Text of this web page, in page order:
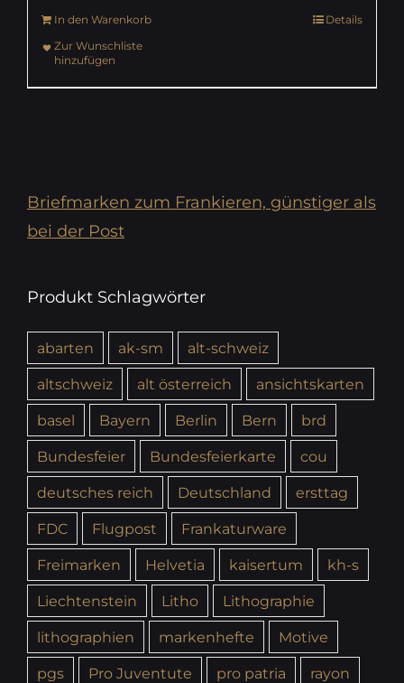
In den Warenkorb
Details
Zur Wunschliste
hinzufügen
Briefmarken zum Frankieren, günstiger als
bei der Post
Produkt Schlagwörter
abarten ak-sm
alt-schweiz
altschweiz
alt österreich
ansichtskarten
basel
Bayern Berlin Bern
brd
Bundesfeier
Bundesfeierkarte
cou
deutsches reich
Deutschland
ersttag
FDC
Flugpost
Frankaturware
Freimarken
Helvetia kaisertum
kh-s
Liechtenstein
Litho
Lithographie
lithographien
markenhefte
Motive
pgs
Pro Juventute pro patria
rayon